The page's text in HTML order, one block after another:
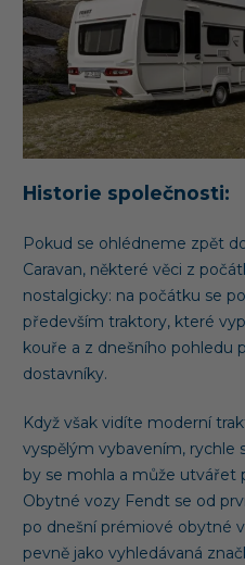
Historie společnosti:
Pokud se ohlédneme zpět
Caravan, některé věci z
nostalgicky: na počátku se
především traktory, které
kouře a z dnešního pohledu
dostavníky.
Když však vidíte moderní
vyspělým vybavením, rychle
by se mohla a může utvářet
Obytné vozy Fendt se od
po dnešní prémiové obytné
pevně jako vyhledávaná